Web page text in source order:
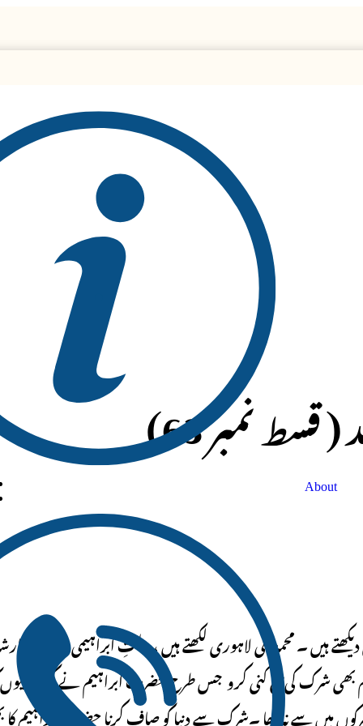
About
منہج پر علمیاتی نقد ( قسط
نمبر 63)
سورتِ نحل ( 123) کے متعلق دیکھتے ہیں ۔ محمدعلی لاہوری لکھتے ہیں ،، ملتِ ابراہیمی پر چلنے کا
بھی شرک کی بیخ کنی کرو جس طرح حضرت ابراہیم نے کی ۔
میں سے نہ تھا ۔شرک سے دنیا کو صاف کرنا حضرت ابراہیم